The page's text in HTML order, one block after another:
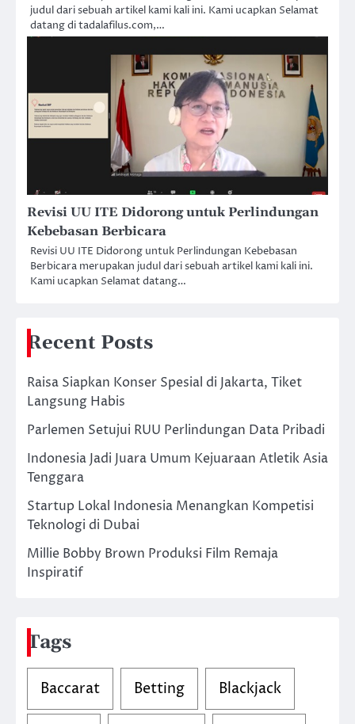
judul dari sebuah artikel kami kali ini. Kami ucapkan Selamat
datang di tadalafilus.com,…
Revisi UU ITE Didorong untuk Perlindungan
Kebebasan Berbicara
Revisi UU ITE Didorong untuk Perlindungan Kebebasan
Berbicara merupakan judul dari sebuah artikel kami kali ini.
Kami ucapkan Selamat datang…
Recent Posts
Raisa Siapkan Konser Spesial di Jakarta, Tiket
Langsung Habis
Parlemen Setujui RUU Perlindungan Data Pribadi
Indonesia Jadi Juara Umum Kejuaraan Atletik Asia
Tenggara
Startup Lokal Indonesia Menangkan Kompetisi
Teknologi di Dubai
Millie Bobby Brown Produksi Film Remaja
Inspiratif
Tags
Baccarat Betting Blackjack